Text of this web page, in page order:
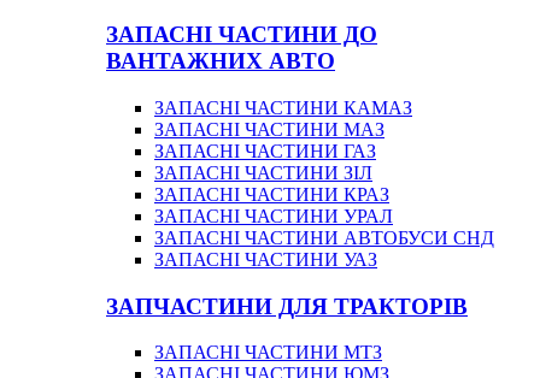
ЗАПАСНІ ЧАСТИНИ ДО
ВАНТАЖНИХ АВТО
ЗАПАСНІ ЧАСТИНИ КАМАЗ
ЗАПАСНІ ЧАСТИНИ МАЗ
ЗАПАСНІ ЧАСТИНИ ГАЗ
ЗАПАСНІ ЧАСТИНИ ЗІЛ
ЗАПАСНІ ЧАСТИНИ КРАЗ
ЗАПАСНІ ЧАСТИНИ УРАЛ
ЗАПАСНІ ЧАСТИНИ АВТОБУСИ СНД
ЗАПАСНІ ЧАСТИНИ УАЗ
ЗАПЧАСТИНИ ДЛЯ ТРАКТОРІВ
ЗАПАСНІ ЧАСТИНИ МТЗ